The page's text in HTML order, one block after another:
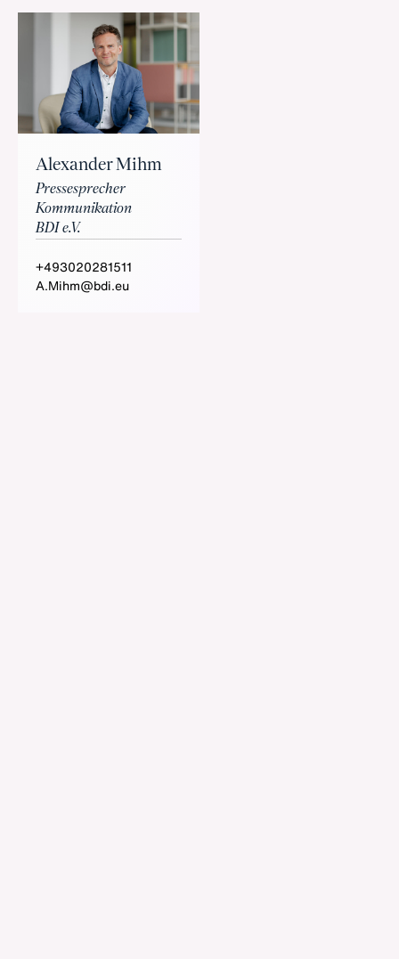
Alexander Mihm
Pressesprecher
Kommunikation
BDI e.V.
+493020281511
A.Mihm@bdi.eu